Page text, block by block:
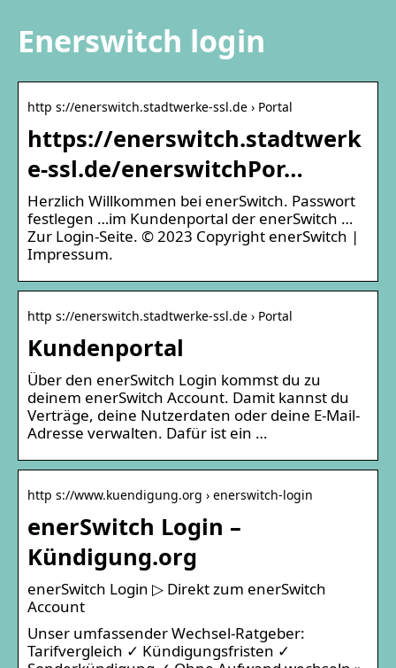
Enerswitch login
http s://enerswitch.stadtwerke-ssl.de › Portal
https://enerswitch.stadtwerk
e-ssl.de/enerswitchPor…
Herzlich Willkommen bei enerSwitch. Passwort
festlegen …im Kundenportal der enerSwitch …
Zur Login-Seite. © 2023 Copyright enerSwitch |
Impressum.
http s://enerswitch.stadtwerke-ssl.de › Portal
Kundenportal
Über den enerSwitch Login kommst du zu
deinem enerSwitch Account. Damit kannst du
Verträge, deine Nutzerdaten oder deine E-Mail-
Adresse verwalten. Dafür ist ein …
http s://www.kuendigung.org › enerswitch-login
enerSwitch Login –
Kündigung.org
enerSwitch Login ▷ Direkt zum enerSwitch
Account
Unser umfassender Wechsel-Ratgeber:
Tarifvergleich ✓ Kündigungsfristen ✓